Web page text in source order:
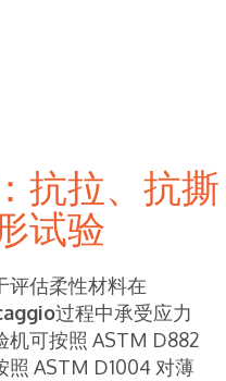
抗拉、抗撕
试验
评估柔性材料在
过程中承受应力
机可按照 ASTM D882
照 ASTM D1004 对薄